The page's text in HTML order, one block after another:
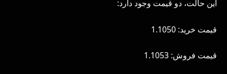
این حالت، دو قیمت وجود دارد:
قیمت خرید: 1.1050
قیمت فروش: 1.1053